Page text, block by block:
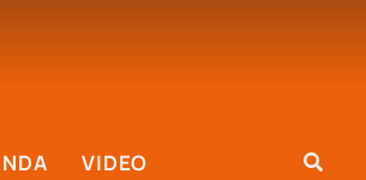
VIDEO